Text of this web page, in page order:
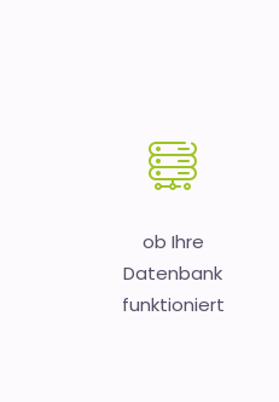
ob Ihre
Datenbank
funktioniert